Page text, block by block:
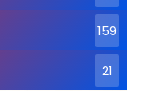
159
21